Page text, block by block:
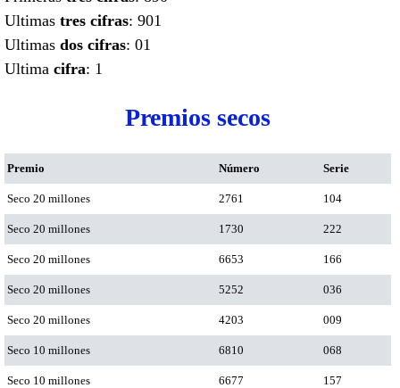
Ultimas tres cifras: 901
Ultimas dos cifras: 01
Ultima cifra: 1
Premios secos
Premio Número Serie
Seco 20 millones 2761 104
Seco 20 millones 1730 222
Seco 20 millones 6653 166
Seco 20 millones 5252 036
Seco 20 millones 4203 009
Seco 10 millones 6810 068
Seco 10 millones 6677 157